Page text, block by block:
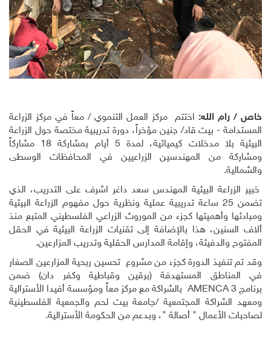
خاص / رام الله: اختتم مركز العمل التنموي / معاً في مركز الزراعة
المستدامة - بيت قاد/ جنين مؤخراً، دورة تدريبية مختصة حول الزراعة
البيئية بلا مدخلات كيميائية، لمدة 5 أيام بمشاركة 18 مشاركاً
ومشاركة من المهندسين الزراعيين في المحافظات الوسطى
والشمالية.
خبير الزراعة البيئية المهندس سعد داغر اشرف على التدريب، الذي
تضمن 25 ساعة تدريبية عملية ونظرية حول مفهوم الزراعة البيئية
ومبادئها وأهميتها كجزء من الموروث الزراعي الفلسطيني المتبع منذ
ألاف السنين، هذا بالإضافة إلى تقنيات الزراعة البيئية في الحقل
المفتوح والدفيئة، وإقامة المدارس الحقلية وتدريب المزارعين.
وقد تم تنفيذ الدورة كجزء من مشروع تحسين ربحية المزارعين الصغار
في المناطق المستهدفة (برقين وقباطية وكفر دان) ضمن
برنامج AMENCA 3 بالشراكة مع مركز معاً ومؤسسة أفيدا الأسترالية
ومعهد الشراكة المجتمعية /جامعة بيت لحم والجمعية الفلسطينية
لصاحبات الأعمال " أصالة "، وبدعم من الحكومة الأسترالية.